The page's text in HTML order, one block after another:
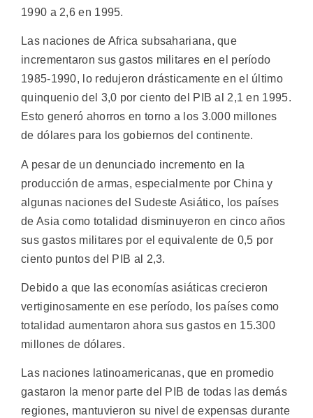
1990 a 2,6 en 1995.
Las naciones de Africa subsahariana, que
incrementaron sus gastos militares en el período
1985-1990, lo redujeron drásticamente en el último
quinquenio del 3,0 por ciento del PIB al 2,1 en 1995.
Esto generó ahorros en torno a los 3.000 millones
de dólares para los gobiernos del continente.
A pesar de un denunciado incremento en la
producción de armas, especialmente por China y
algunas naciones del Sudeste Asiático, los países
de Asia como totalidad disminuyeron en cinco años
sus gastos militares por el equivalente de 0,5 por
ciento puntos del PIB al 2,3.
Debido a que las economías asiáticas crecieron
vertiginosamente en ese período, los países como
totalidad aumentaron ahora sus gastos en 15.300
millones de dólares.
Las naciones latinoamericanas, que en promedio
gastaron la menor parte del PIB de todas las demás
regiones, mantuvieron su nivel de expensas durante